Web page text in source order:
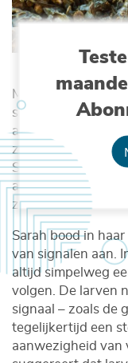
Maar tegelijkertijd
signalen kunnen
aanwezigheid van
zeesterren op het
Schmidlin bleek
af te schrikken en
zoeken naar een
Sarah bood in
van signalen aan.
altijd simpelweg
volgen. De larven
signaal – zoals de
tegelijkertijd een
aanwezigheid van